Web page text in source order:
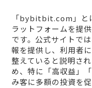
「bybitbit.com」と
ラットフォームを提
です。公式サイトで
報を提供し、利用者
整えていると説明さ
め、特に「高収益」
み客に多額の投資を